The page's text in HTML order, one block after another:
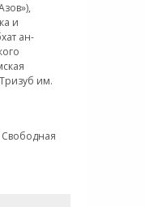
и
ан-
им.